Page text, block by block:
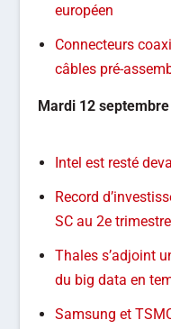
européen
Connecteurs
câbles pré-
Mardi 12
Intel est resté
Record
SC au 2e trimestre
Thales s’adjoint
du big data en
Samsung et